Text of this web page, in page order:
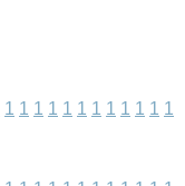
1 1 1 1 1 1 1 1 1 1 1 1